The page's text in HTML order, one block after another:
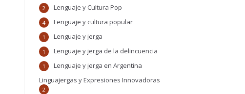
Lenguaje y Cultura Pop
2
Lenguaje y cultura popular
4
Lenguaje y jerga
1
Lenguaje y jerga de la delincuencia
1
Lenguaje y jerga en Argentina
1
Linguajergas y Expresiones Innovadoras
2